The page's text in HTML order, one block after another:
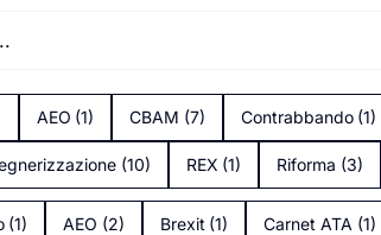
AEO (1) CBAM (7) Contrabbando (1)
(10) REX (1) Riforma (3)
(1) AEO (2) Brexit (1) Carnet ATA (1)